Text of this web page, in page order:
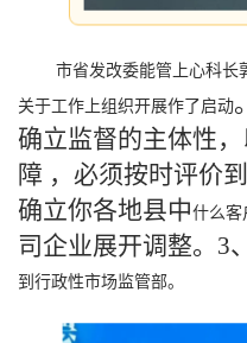
市省发改委能管上心科长
关于工作上组织开展作了启动
确立监督的主体性
障 ，必须按时评价
确立你各地县中什么客
司企业展开调整。3
到行政性市场监管部。